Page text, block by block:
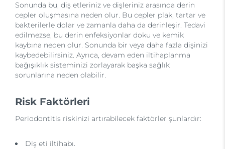
Sonunda bu, diş etleriniz ve dişleriniz arasında derin
cepler oluşmasına neden olur. Bu cepler plak, tartar ve
bakterilerle dolar ve zamanla daha da derinleşir. Tedavi
edilmezse, bu derin enfeksiyonlar doku ve kemik
kaybına neden olur. Sonunda bir veya daha fazla dişinizi
kaybedebilirsiniz. Ayrıca, devam eden iltihaplanma
bağışıklık sisteminizi zorlayarak başka sağlık
sorunlarına neden olabilir.
Risk Faktörleri
Periodontitis riskinizi artırabilecek faktörler şunlardır:
Diş eti iltihabı.